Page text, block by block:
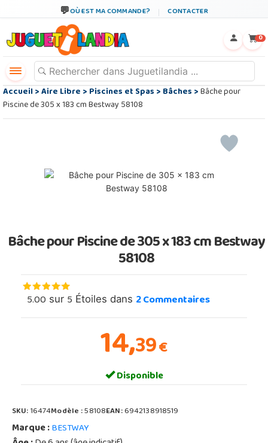
OÙ EST MA COMMANDE? CONTACTER
0
Accueil>Aire Libre>Piscines et Spas>Bâches>Bâche pour
Piscine de 305 x 183 cm Bestway 58108
Bâche pour Piscine de 305 x 183 cm Bestway
58108
5.00 sur 5 Étoiles dans 2Commentaires
14,39€
Disponible
SKU:16474Modèle :58108EAN:6942138918519
Marque :BESTWAY